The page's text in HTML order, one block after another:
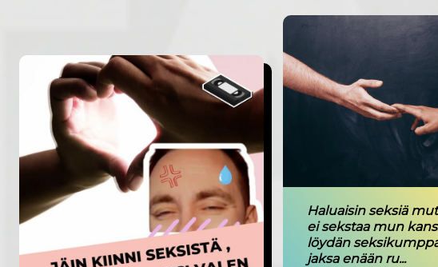
Haluaisin seksiä
ei sekstaa mun
löydän
jaksa enään ru...